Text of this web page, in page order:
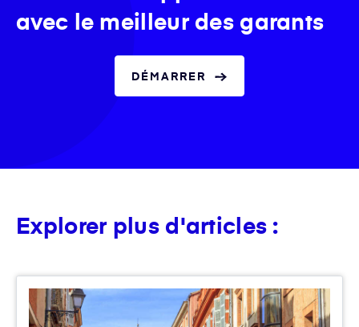
avec le meilleur des garants
DÉMARRER
Explorer plus d'articles :